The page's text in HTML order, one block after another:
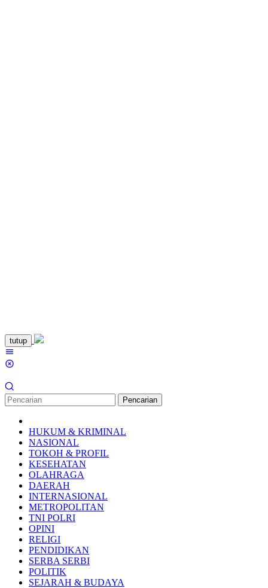
Loncat
ke
konten
tutup
Pencarian
HUKUM & KRIMINAL
NASIONAL
TOKOH & PROFIL
KESEHATAN
OLAHRAGA
DAERAH
INTERNASIONAL
METROPOLITAN
TNI POLRI
OPINI
RELIGI
PENDIDIKAN
SERBA SERBI
POLITIK
SEJARAH & BUDAYA